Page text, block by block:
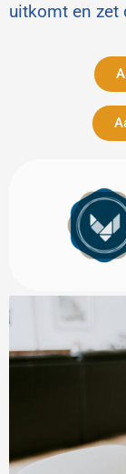
uitkomt en zet